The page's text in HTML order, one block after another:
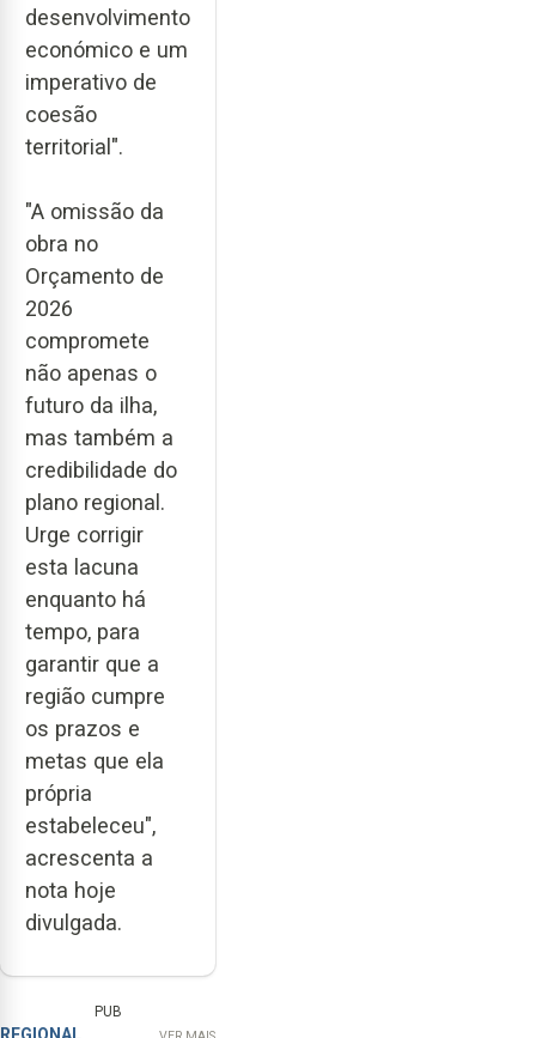
desenvolvimento
económico e um
imperativo de
coesão
territorial".
"A omissão da
obra no
Orçamento de
2026
compromete
não apenas o
futuro da ilha,
mas também a
credibilidade do
plano regional.
Urge corrigir
esta lacuna
enquanto há
tempo, para
garantir que a
região cumpre
os prazos e
metas que ela
própria
estabeleceu",
acrescenta a
nota hoje
divulgada.
PUB